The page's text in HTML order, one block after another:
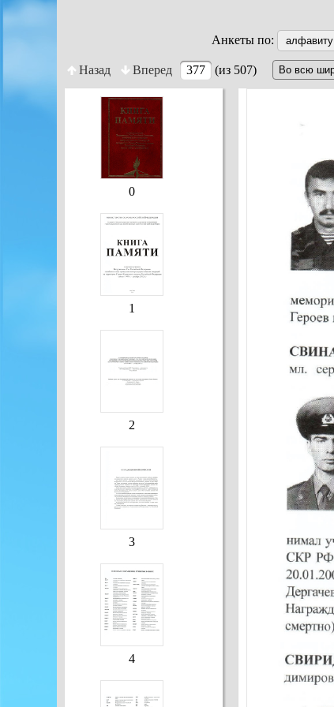
Анкеты по:
алфавиту
Назад Вперед 377 (из 507)
0
1
2
3
4